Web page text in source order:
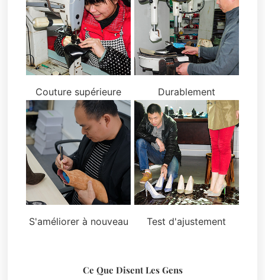
Couture supérieure Durablement
S'améliorer à nouveau Test d'ajustement
Ce Que Disent Les Gens